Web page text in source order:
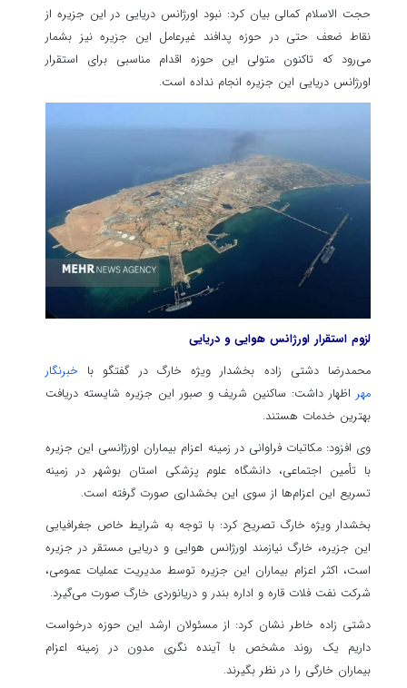
حجت الاسلام کمالی بیان کرد: نبود اورژانس دریایی در این جزیره از
نقاط ضعف حتی در حوزه پدافند غیرعامل این جزیره نیز بشمار
می‌رود که تاکنون متولی این حوزه اقدام مناسبی برای استقرار
اورژانس دریایی این جزیره انجام نداده است.
لزوم استقرار اورژانس هوایی و دریایی
محمدرضا دشتی زاده بخشدار ویژه خارگ در گفتگو با خبرنگار
مهر اظهار داشت: ساکنین شریف و صبور این جزیره شایسته دریافت
بهترین خدمات هستند.
وی افزود: مکاتبات فراوانی در زمینه اعزام بیماران اورژانسی این جزیره
با تأمین اجتماعی، دانشگاه علوم پزشکی استان بوشهر در زمینه
تسریع این اعزام‌ها از سوی این بخشداری صورت گرفته است.
بخشدار ویژه خارگ تصریح کرد: با توجه به شرایط خاص جغرافیایی
این جزیره، خارگ نیازمند اورژانس هوایی و دریایی مستقر در جزیره
است، اکثر اعزام بیماران این جزیره توسط مدیریت عملیات عمومی،
شرکت نفت فلات قاره و اداره بندر و دریانوردی خارگ صورت می‌گیرد.
دشتی زاده خاطر نشان کرد: از مسئولان ارشد این حوزه درخواست
داریم یک روند مشخص با آینده نگری مدون در زمینه اعزام
بیماران خارگی را در نظر بگیرند.